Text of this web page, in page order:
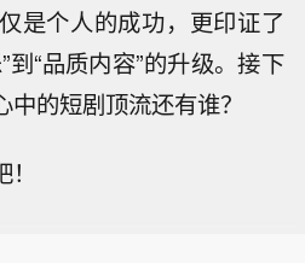
是个人的成功，更印证了
到“品质内容”的升级。接下
的短剧顶流还有谁？